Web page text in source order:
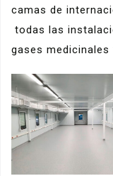
camas de
todas las
gases medicinales